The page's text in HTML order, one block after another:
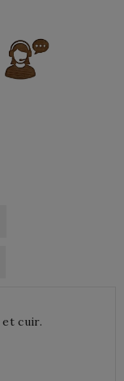
et cuir.